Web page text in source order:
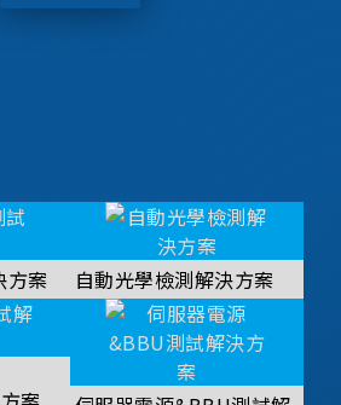
方案 自動光學檢測解決方案